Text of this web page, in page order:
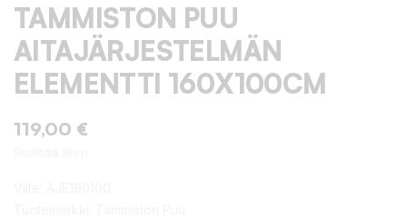
TAMMISTON PUU
AITAJÄRJESTELMÄN
ELEMENTTI 160X100CM
119,00 €